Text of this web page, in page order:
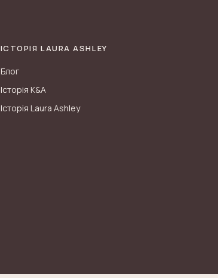
ІСТОРІЯ LAURA ASHLEY
Блог
Історія K&A
Історія Laura Ashley